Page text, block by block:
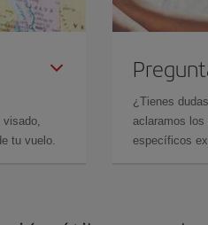
visado,
tu vuelo.
¿Tienes
aclaramos
específicos